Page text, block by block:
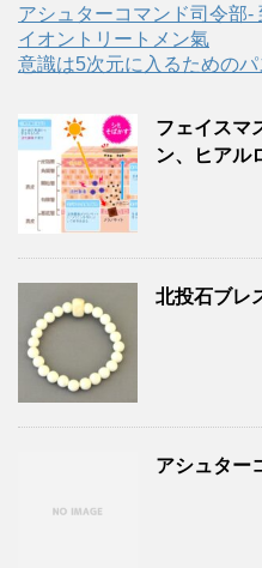
アシュターコマンド司令部-
イオントリートメン氣
意識は5次元に入るための
フェイスマ
ン、ヒアル
北投石ブレ
アシュター